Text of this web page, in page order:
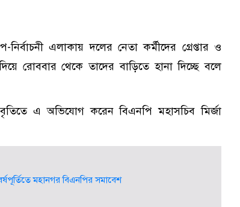
এলাকায় দলের নেতা কর্মীদের গ্রেপ্তার ও
রোববার থেকে তাদের বাড়িতে হানা দিচ্ছে বলে
এ অভিযোগ করেন বিএনপি মহাসচিব মির্জা
মহানগর বিএনপির সমাবেশ